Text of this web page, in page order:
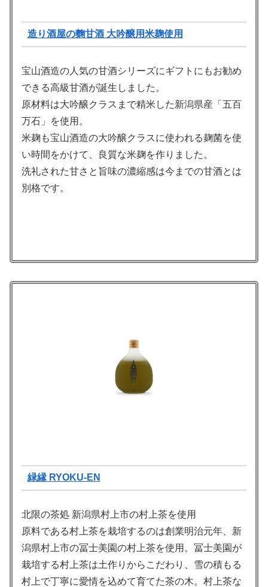
造り酒屋の麴甘酒 大吟醸用米麹使用
宝山酒造の人気の甘酒シリーズにギフトにもお勧め
できる高級甘酒が誕生しました。
原材料は大吟醸クラスまで精米した新潟県産「五百
万石」を使用。
米麹も宝山酒造の大吟醸クラスに使われる麹菌を使
い時間をかけて、良質な米麹を作りました。
洗礼された甘さと旨味の濃縮感は今までの甘酒とは
別格です。
緑縁 RYOKU-EN
北限の茶処 新潟県村上市の村上茶を使⽤
原料である村上茶を栽培するのは創業明治元年、新
潟県村上市の冨⼠美園の村上茶を使⽤。冨⼠美園が
栽培する村上茶は⼟作りからこだわり、雪の積もる
村上で丁寧に愛情を込めて育てた茶の⽊。村上茶な